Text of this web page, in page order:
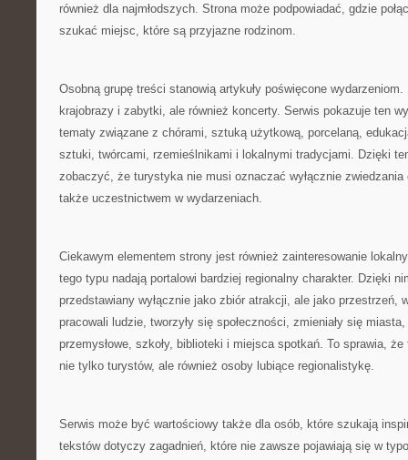
również dla najmłodszych. Strona może podpowiadać, gdzie
szukać miejsc, które są przyjazne rodzinom.
Osobną grupę treści stanowią artykuły poświęcone
krajobrazy i zabytki, ale również koncerty. Serwis pokazuje ten
tematy związane z chórami, sztuką użytkową, porcelaną,
sztuki, twórcami, rzemieślnikami i lokalnymi tradycjami. Dzięki
zobaczyć, że turystyka nie musi oznaczać wyłącznie
także uczestnictwem w wydarzeniach.
Ciekawym elementem strony jest również zainteresowanie
tego typu nadają portalowi bardziej regionalny charakter. Dzięki
przedstawiany wyłącznie jako zbiór atrakcji, ale jako przestrzeń,
pracowali ludzie, tworzyły się społeczności, zmieniały się miasta,
przemysłowe, szkoły, biblioteki i miejsca spotkań. To sprawia,
nie tylko turystów, ale również osoby lubiące regionalistykę.
Serwis może być wartościowy także dla osób, które szukają
tekstów dotyczy zagadnień, które nie zawsze pojawiają się w